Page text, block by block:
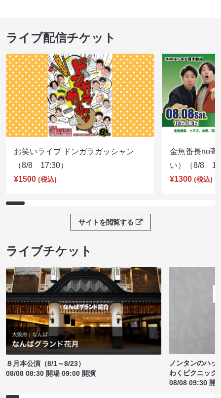
ライブ配信チケット
お笑いライブ ドンガラガッシャン
（8/8 17:30）
¥1500 (税込)
金魚番長no寄
い）（8/8
¥1300 (税込)
サイトを閲覧する
ライブチケット
８月本公演（8/1～8/23）
08/08 08:30 開場 09:00 開演
ノンタンのハッ
わくピクニック
08/08 09:30 開